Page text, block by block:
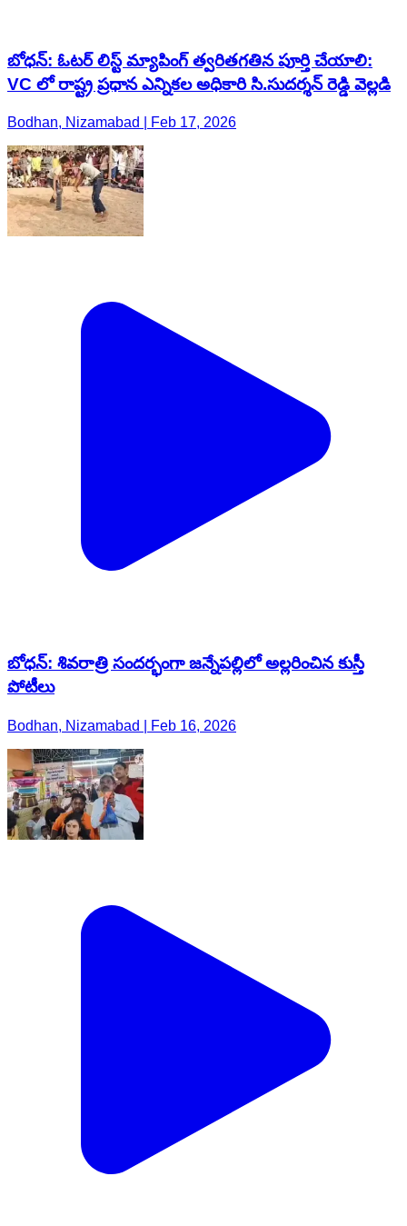
బోధన్: ఓటర్ లిస్ట్ మ్యాపింగ్ త్వరితగతిన పూర్తి చేయాలి:
VC లో రాష్ట్ర ప్రధాన ఎన్నికల అధికారి సి.సుదర్శన్ రెడ్డి వెల్లడి
Bodhan, Nizamabad | Feb 17, 2026
బోధన్: శివరాత్రి సందర్భంగా జన్నేపల్లిలో అల్లరించిన కుస్తీ
పోటీలు
Bodhan, Nizamabad | Feb 16, 2026